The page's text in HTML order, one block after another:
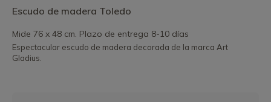
Escudo de madera Toledo
Mide 76 x 48 cm. Plazo de entrega 8-10 días
Espectacular escudo de madera decorada de la marca Art
Gladius.